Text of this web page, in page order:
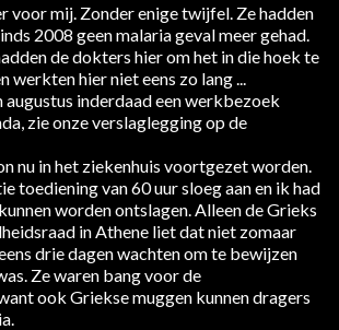
voor mij. Zonder enige twijfel. Ze hadden
2008 geen malaria geval meer gehad.
de dokters hier om het in die hoek te
werkten hier niet eens zo lang ...
augustus inderdaad een werkbezoek
zie onze verslaglegging op de
nu in het ziekenhuis voortgezet worden.
toediening van 60 uur sloeg aan en ik had
worden ontslagen. Alleen de Grieks
in Athene liet dat niet zomaar
drie dagen wachten om te bewijzen
Ze waren bang voor de
ook Griekse muggen kunnen dragers